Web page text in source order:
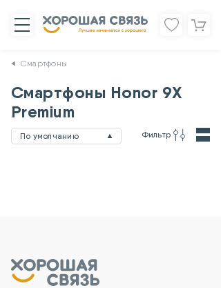
Смартфоны
Смартфоны Honor 9X
Premium
По умолчанию Фильтр